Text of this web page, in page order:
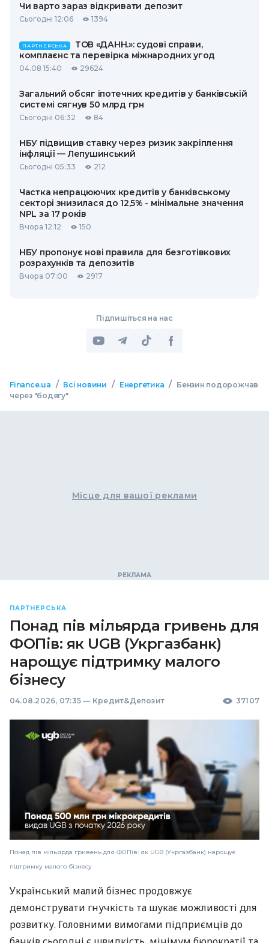
Чи варто зараз відкривати депозит
Сьогодні 12:06 1394
ПАРТНЕРСЬКА
ТОВ «ДАНН.»: судові справи,
комплаєнс та перевірка міжнародних угод
04.08 15:40 29624
Загальний обсяг іпотечних кредитів у банківській
системі сягнув 50 млрд грн
Сьогодні 06:32 84
НБУ підвищив ставку через ризик закріплення
інфляції — Лепушинський
Сьогодні 05:33 212
Частка непрацюючих кредитів у банківському
секторі знизилася до 12,5% - мінімальне значення
NPL за 17 років
Вчора 12:12 150
НБУ пропонує нові правила для безготівкових
розрахунків та депозитів
Вчора 07:00 2917
Підпишіться на нас
Finance.ua / Всі новини / Енергетика / Бензин подорожчав
через "бодягу"
Місце для вашої реклами
ПАРТНЕРСЬКА
Понад пів мільярда гривень для
ФОПів: як UGB (Укргазбанк)
нарощує підтримку малого
бізнесу
04.08.2026, 07:35 — Кредит&Депозит 37107
Понад пів мільярда гривень для ФОПів: як UGB (Укргазбанк) нарощує
підтримку малого бізнесу
Український малий бізнес продовжує
демонструвати гнучкість та шукає можливості для
розвитку. Головними вимогами підприємців до